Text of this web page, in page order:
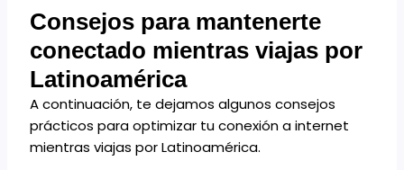
Consejos para mantenerte
conectado mientras viajas por
Latinoamérica
A continuación, te dejamos algunos consejos
prácticos para optimizar tu conexión a internet
mientras viajas por Latinoamérica.